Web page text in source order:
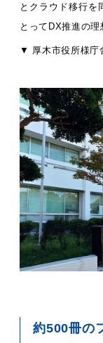
とクラウド移行を
とってDX推進の理
▼ 厚木市役所様庁
約500冊の